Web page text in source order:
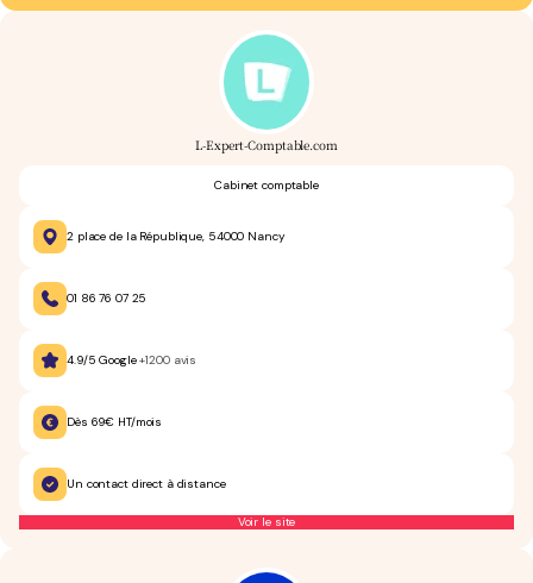
L-Expert-Comptable.com
Cabinet comptable
2 place de la République, 54000 Nancy
01 86 76 07 25
4.9/5 Google+1200 avis
Dès 69€ HT/mois
Un contact direct à distance
Voir le site